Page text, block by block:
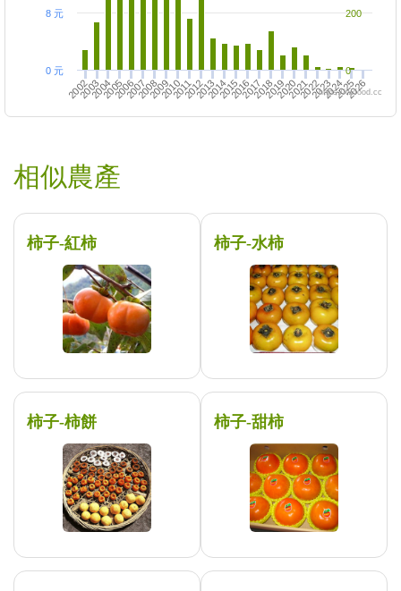
2002200320042005200620072008200920102011201220132014201520162017201820192020202120222023202420252026
0 元
8 元
0
200
https://twfood.cc
相似農產
柿子-紅柿 柿子-水柿
柿子-柿餅 柿子-甜柿